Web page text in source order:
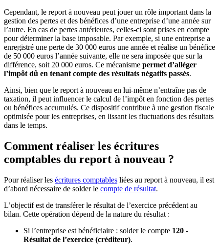
Cependant, le report à nouveau peut jouer un rôle important dans la
gestion des pertes et des bénéfices d’une entreprise d’une année sur
l’autre. En cas de pertes antérieures, celles-ci sont prises en compte
pour déterminer la base imposable. Par exemple, si une entreprise a
enregistré une perte de 30 000 euros une année et réalise un bénéfice
de 50 000 euros l’année suivante, elle ne sera imposée que sur la
différence, soit 20 000 euros. Ce mécanisme permet d’alléger
l’impôt dû en tenant compte des résultats négatifs passés.
Ainsi, bien que le report à nouveau en lui-même n’entraîne pas de
taxation, il peut influencer le calcul de l’impôt en fonction des pertes
ou bénéfices accumulés. Ce dispositif contribue à une gestion fiscale
optimisée pour les entreprises, en lissant les fluctuations des résultats
dans le temps.
Comment réaliser les écritures
comptables du report à nouveau ?
Pour réaliser les écritures comptables liées au report à nouveau, il est
d’abord nécessaire de solder le compte de résultat.
L’objectif est de transférer le résultat de l’exercice précédent au
bilan. Cette opération dépend de la nature du résultat :
Si l’entreprise est bénéficiaire : solder le compte 120 -
Résultat de l’exercice (créditeur).